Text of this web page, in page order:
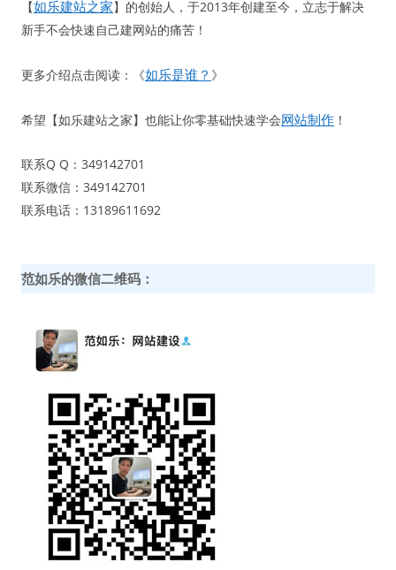
【如乐建站之家】的创始人，于2013年创建至今，立志于解决
新手不会快速自己建网站的痛苦！
更多介绍点击阅读：《如乐是谁？ 》
希望【如乐建站之家】也能让你零基础快速学会网站制作 ！
联系Q Q：349142701
联系微信：349142701
联系电话：13189611692
范如乐的微信二维码：